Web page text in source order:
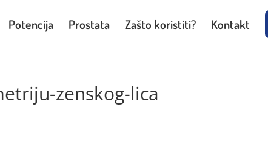
Potencija Prostata Zašto koristiti? Kontakt
zenskog-lica